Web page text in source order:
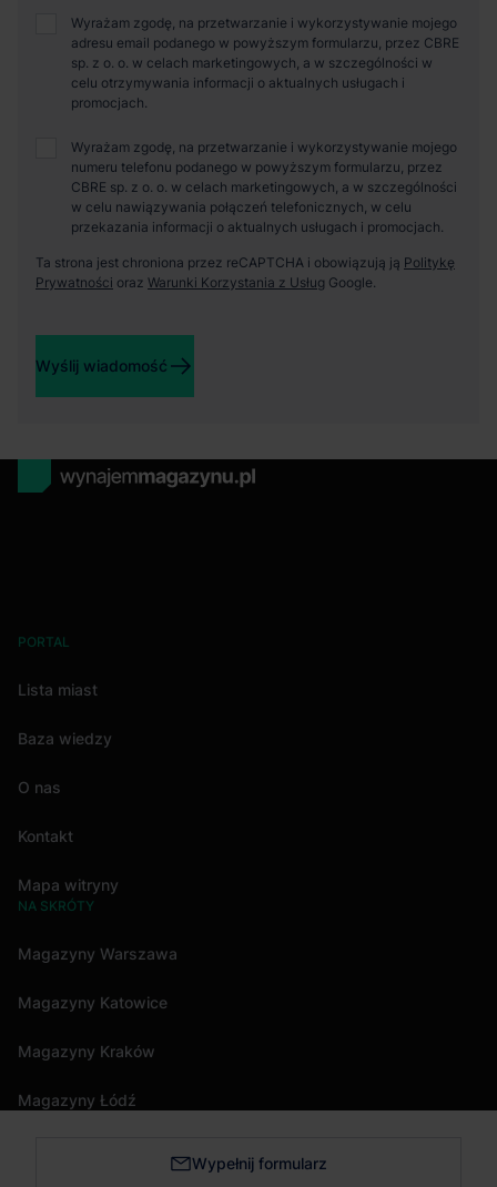
Wyrażam zgodę, na przetwarzanie i wykorzystywanie mojego
adresu email podanego w powyższym formularzu, przez CBRE
sp. z o. o. w celach marketingowych, a w szczególności w
celu otrzymywania informacji o aktualnych usługach i
promocjach.
Wyrażam zgodę, na przetwarzanie i wykorzystywanie mojego
numeru telefonu podanego w powyższym formularzu, przez
CBRE sp. z o. o. w celach marketingowych, a w szczególności
w celu nawiązywania połączeń telefonicznych, w celu
przekazania informacji o aktualnych usługach i promocjach.
Ta strona jest chroniona przez reCAPTCHA i obowiązują ją Politykę
Prywatności oraz Warunki Korzystania z Usług Google.
Wyślij wiadomość
PORTAL
Lista miast
Baza wiedzy
O nas
Kontakt
Mapa witryny
NA SKRÓTY
Magazyny Warszawa
Magazyny Katowice
Magazyny Kraków
Magazyny Łódź
Magazyny Trójmiasto Wypełnij formularz